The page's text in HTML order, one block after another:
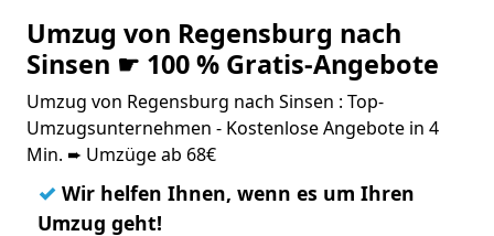
Umzug von Regensburg nach
Sinsen ☛ 100 % Gratis-Angebote
Umzug von Regensburg nach Sinsen : Top-
Umzugsunternehmen - Kostenlose Angebote in 4
Min. ➨ Umzüge ab 68€
✓ Wir helfen Ihnen, wenn es um Ihren
Umzug geht!